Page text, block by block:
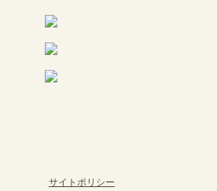
サイトポリシー